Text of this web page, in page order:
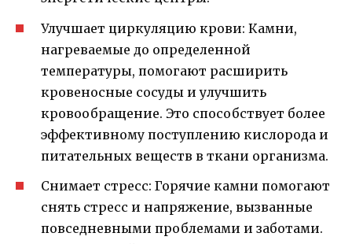
Улучшает циркуляцию крови: Камни,
нагреваемые до определенной
температуры, помогают расширить
кровеносные сосуды и улучшить
кровообращение. Это способствует более
эффективному поступлению кислорода и
питательных веществ в ткани организма.
Снимает стресс: Горячие камни помогают
снять стресс и напряжение, вызванные
повседневными проблемами и заботами.